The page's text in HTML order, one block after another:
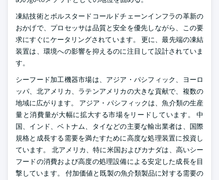
凍結技術とボルスタードコールドチェーンインフラの革新の
おかげで、プロセッサは品質と安全を優先しながら、この要
求にすぐにケータリングされています。 更に、最先端の凍結
装置は、環境への影響を抑えるのに注目して設計されていま
す。
シーフード加工機器市場は、アジア・パシフィック、ヨーロ
ッパ、北アメリカ、ラテンアメリカの大きな貢献で、複数の
地域に広がります。 アジア・パシフィックは、魚介類の生産
量と消費量が大幅に拡大する市場をリードしています。 中
国、インド、ベトナム、タイなどの主要な輸出業者は、国際
規格と成長する需要を満たすために高度な処理装置に投資し
ています。 北アメリカ、特に米国およびカナダは、高いシー
フードの消費および高度の処理設備による安定した成長を目
撃しています。 付加価値と既製の魚介類製品に対する需要の